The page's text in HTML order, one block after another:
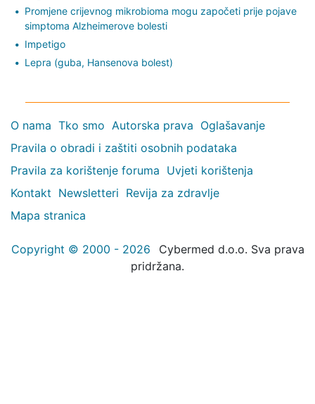
Promjene crijevnog mikrobioma mogu započeti prije pojave
simptoma Alzheimerove bolesti
Impetigo
Lepra (guba, Hansenova bolest)
O nama Tko smo Autorska prava Oglašavanje
Pravila o obradi i zaštiti osobnih podataka
Pravila za korištenje foruma Uvjeti korištenja
Kontakt Newsletteri Revija za zdravlje
Mapa stranica
Copyright © 2000 - 2026
Cybermed d.o.o. Sva prava
pridržana.